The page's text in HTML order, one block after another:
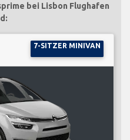
bei Lisbon Flughafen
7-SITZER MINIVAN